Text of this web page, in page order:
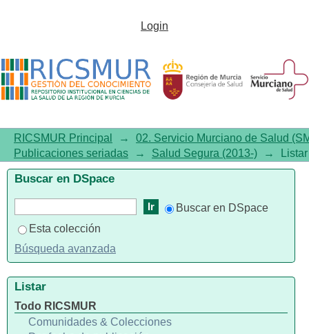
Listar Salud Segura (2013-) por
Login
RICSMUR Principal →
02. Servicio Murciano de Salud
Publicaciones seriadas
→ Salud Segura (2013-) →
Buscar en DSpace
Buscar en DSpace
Esta colección
Búsqueda avanzada
Listar
Todo RICSMUR
Comunidades & Colecciones